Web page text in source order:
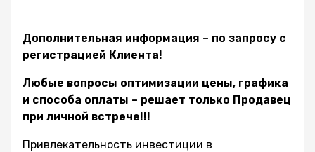
Дополнительная информация – по запросу с
регистрацией Клиента!
Любые вопросы оптимизации цены, графика
и способа оплаты – решает только Продавец
при личной встрече!!!
Привлекательность инвестиции в